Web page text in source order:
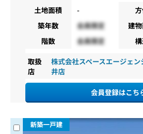
土地面積
-
築年数
会員限定 建
階数
会員限定
取扱
店
株式会社スペースエージェ
井店
会員登録はこち
新築一戸建